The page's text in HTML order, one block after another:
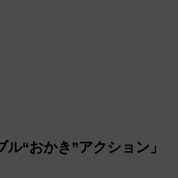
“おかき”アクション」